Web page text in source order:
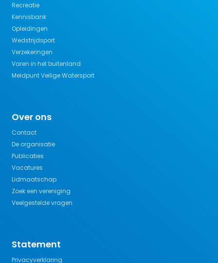
Recreatie
Kennisbank
Opleidingen
Wedstrijdsport
Verzekeringen
Varen in het buitenland
Meldpunt Veilige Watersport
Over ons
Contact
De organisatie
Publicaties
Vacatures
Lidmaatschap
Zoek een vereniging
Veelgestelde vragen
Statement
Privacyverklaring